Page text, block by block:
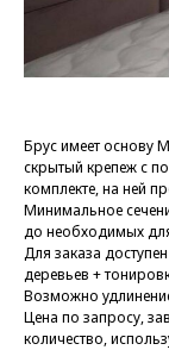
Брус имеет основу
скрытый крепеж с
комплекте, на ней
Минимальное
до необходимых
Для заказа
деревьев +
Возможно
Цена по запросу,
количество,